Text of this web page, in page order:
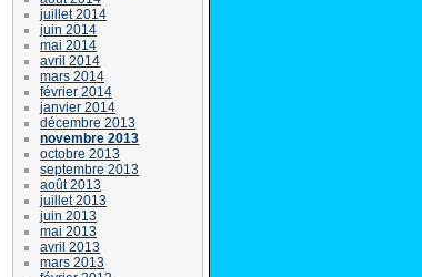
juillet 2014
juin 2014
mai 2014
avril 2014
mars 2014
février 2014
janvier 2014
décembre 2013
novembre 2013
octobre 2013
septembre 2013
août 2013
juillet 2013
juin 2013
mai 2013
avril 2013
mars 2013